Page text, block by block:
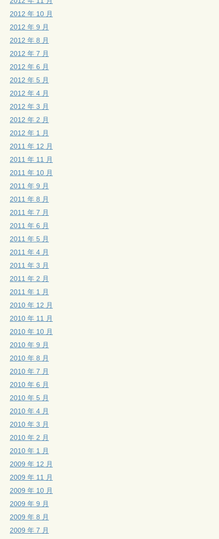
2012 年 10 月
2012 年 9 月
2012 年 8 月
2012 年 7 月
2012 年 6 月
2012 年 5 月
2012 年 4 月
2012 年 3 月
2012 年 2 月
2012 年 1 月
2011 年 12 月
2011 年 11 月
2011 年 10 月
2011 年 9 月
2011 年 8 月
2011 年 7 月
2011 年 6 月
2011 年 5 月
2011 年 4 月
2011 年 3 月
2011 年 2 月
2011 年 1 月
2010 年 12 月
2010 年 11 月
2010 年 10 月
2010 年 9 月
2010 年 8 月
2010 年 7 月
2010 年 6 月
2010 年 5 月
2010 年 4 月
2010 年 3 月
2010 年 2 月
2010 年 1 月
2009 年 12 月
2009 年 11 月
2009 年 10 月
2009 年 9 月
2009 年 8 月
2009 年 7 月